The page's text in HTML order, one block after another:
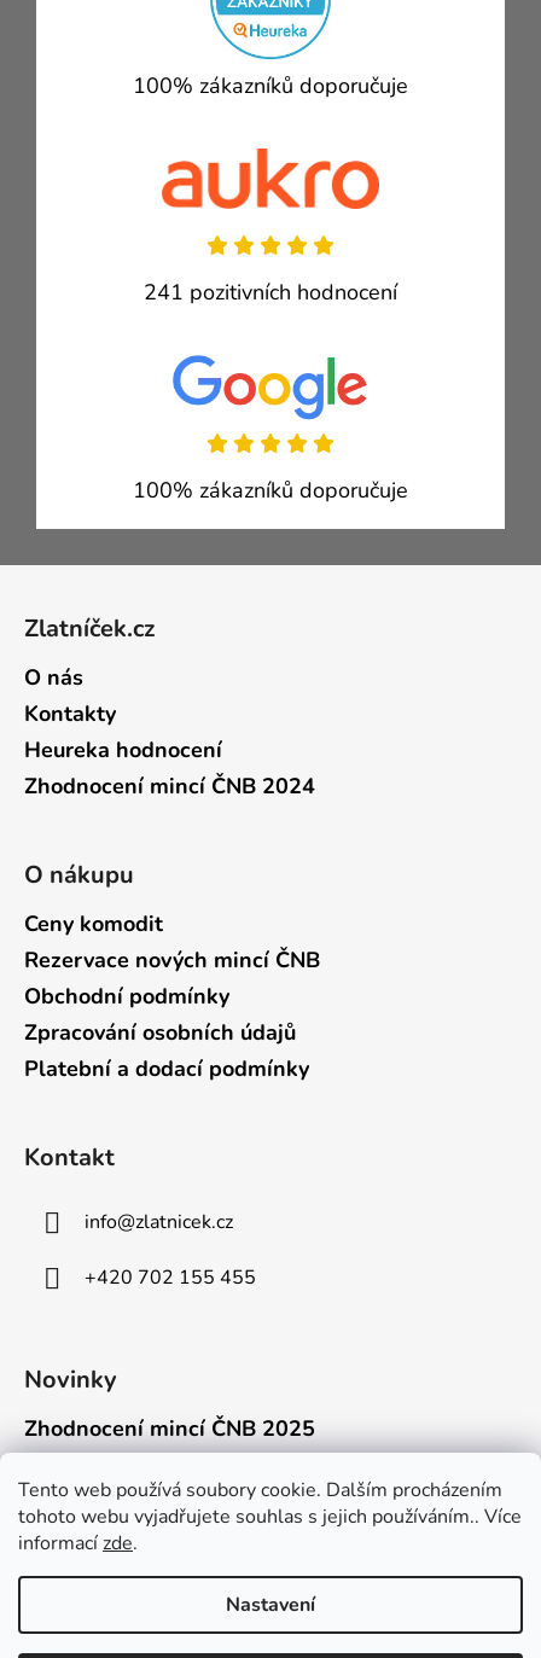
Tento web používá soubory cookie. Dalším procházením
tohoto webu vyjadřujete souhlas s jejich používáním.. Více
informacízde.
Nastavení
100% zákazníků doporučuje
241 pozitivních hodnocení
100% zákazníků doporučuje
Zlatníček.cz
O nás
Kontakty
Heureka hodnocení
Zhodnocení mincí ČNB 2024
O nákupu
Ceny komodit
Rezervace nových mincí ČNB
Obchodní podmínky
Zpracování osobních údajů
Platební a dodací podmínky
Kontakt
info@zlatnicek.cz
+420 702 155 455
Novinky
Zhodnocení mincí ČNB 2025
Připravili jsme pro vás jednoduchý a př...
Mýty o přepravě zlatých mincí mimo EU
Kdo někdy držel v ruce zlatou minci Wie...